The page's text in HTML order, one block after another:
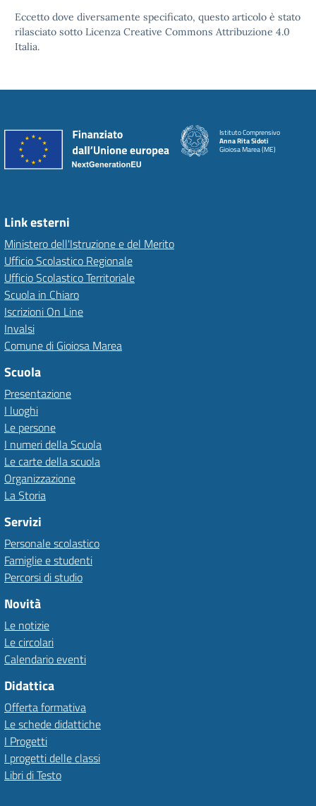
Eccetto dove diversamente specificato, questo articolo è stato
rilasciato sotto Licenza Creative Commons Attribuzione 4.0
Italia.
Istituto Comprensivo
Anna Rita Sidoti
Gioiosa Marea (ME)
Link esterni
Ministero dell'Istruzione e del Merito
Ufficio Scolastico Regionale
Ufficio Scolastico Territoriale
Scuola in Chiaro
Iscrizioni On Line
Invalsi
Comune di Gioiosa Marea
Scuola
Presentazione
I luoghi
Le persone
I numeri della Scuola
Le carte della scuola
Organizzazione
La Storia
Servizi
Personale scolastico
Famiglie e studenti
Percorsi di studio
Novità
Le notizie
Le circolari
Calendario eventi
Didattica
Offerta formativa
Le schede didattiche
I Progetti
I progetti delle classi
Libri di Testo